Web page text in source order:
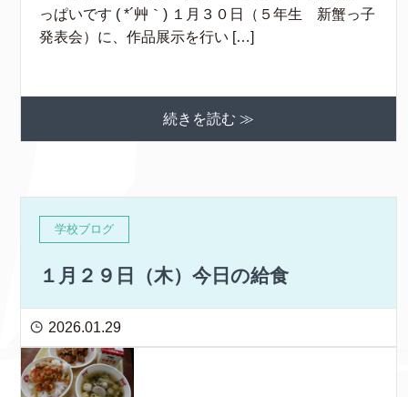
っぱいです ( *´艸｀) １月３０日（５年生 新蟹っ子
発表会）に、作品展示を行い […]
続きを読む ≫
学校ブログ
１月２９日（木）今日の給食
2026.01.29